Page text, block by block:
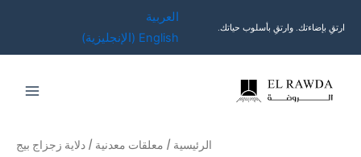
ارتقِ بإضاءتك. وارتقِ بأسلوب حياتك.
العربية
English
(الإنجليزية)
الرئيسية / معلقات معدنية / دلاية زجزاج بيج